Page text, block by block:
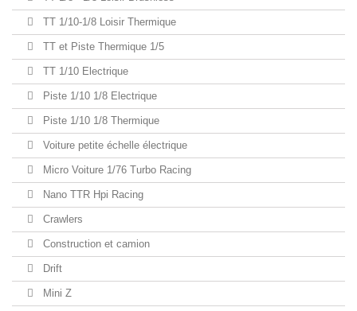
TT 1/10-1/8 Loisir Thermique
TT et Piste Thermique 1/5
TT 1/10 Electrique
Piste 1/10 1/8 Electrique
Piste 1/10 1/8 Thermique
Voiture petite échelle électrique
Micro Voiture 1/76 Turbo Racing
Nano TTR Hpi Racing
Crawlers
Construction et camion
Drift
Mini Z